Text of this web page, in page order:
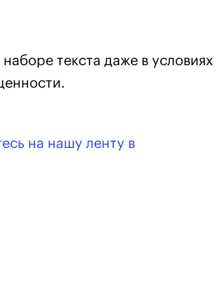
текста даже в условиях
на нашу ленту в